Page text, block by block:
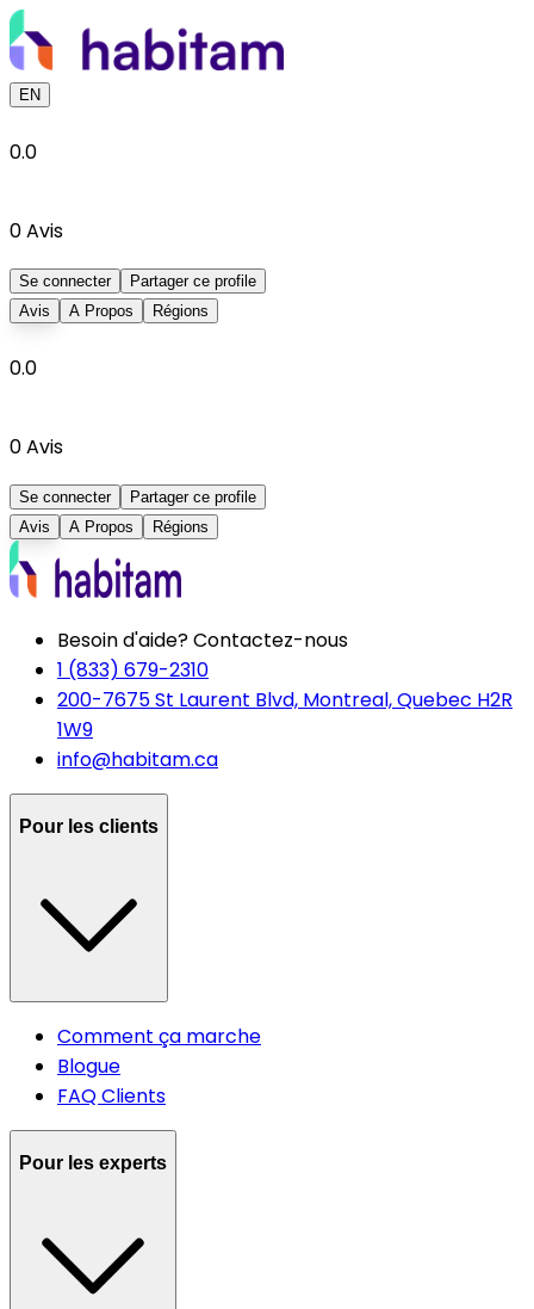
EN
0.0
0Avis
Se connecter
Partager ce profile
Avis
A Propos Régions
0.0
0Avis
Se connecter
Partager ce profile
Avis
A Propos Régions
Besoin d'aide? Contactez-nous
1 (833) 679-2310
200-7675 St Laurent Blvd, Montreal, Quebec H2R
1W9
info@habitam.ca
Pour les clients
Comment ça marche
Blogue
FAQ Clients
Pour les experts